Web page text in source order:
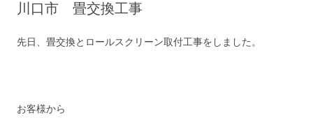
川口市 畳交換工事
先日、畳交換とロールスクリーン取付工事をしました。
お客様から